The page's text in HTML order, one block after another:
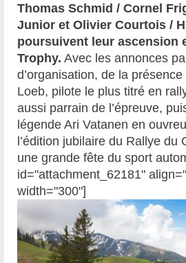
Thomas Schmid / Cornel
Junior et Olivier Courtois /
poursuivent leur ascension
Trophy. Avec les annonces
d’organisation, de la
Loeb, pilote le plus titré en
aussi parrain de l’épreuve,
légende Ari Vatanen en
l’édition jubilaire du Rallye du
une grande fête du sport
id="attachment_62181"
width="300"]